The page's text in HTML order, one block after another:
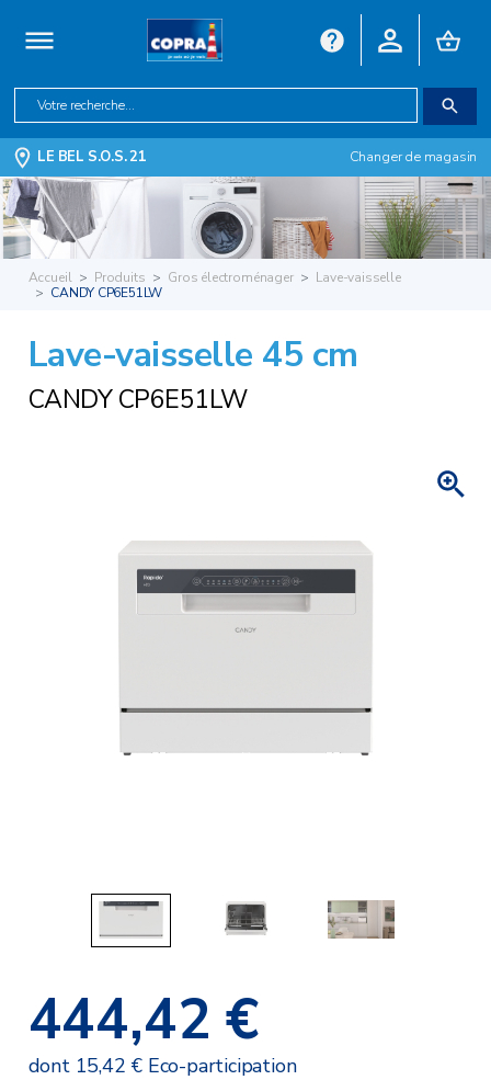
LE BEL S.O.S. 21 Changer de magasin
Accueil Produits Gros électroménager
Lave-vaisselle
CANDY CP6E51LW
Lave-vaisselle 45 cm
CANDY CP6E51LW
444,42 €
dont 15,42 € Eco-participation